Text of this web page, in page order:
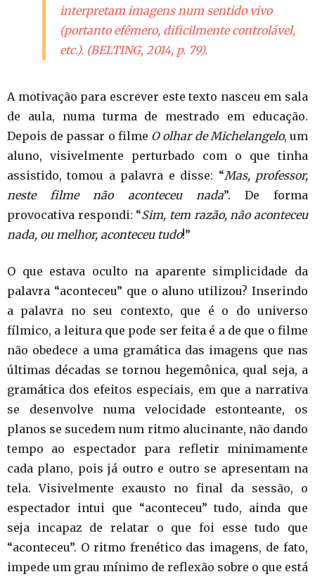
interpretam imagens num sentido vivo
(portanto efêmero, dificilmente controlável,
etc.). (BELTING, 2014, p. 79).
A motivação para escrever este texto nasceu em sala
de aula, numa turma de mestrado em educação.
Depois de passar o filme O olhar de Michelangelo, um
aluno, visivelmente perturbado com o que tinha
assistido, tomou a palavra e disse: “Mas, professor,
neste filme não aconteceu nada”. De forma
provocativa respondi: “Sim, tem razão, não aconteceu
nada, ou melhor, aconteceu tudo!”
O que estava oculto na aparente simplicidade da
palavra “aconteceu” que o aluno utilizou? Inserindo
a palavra no seu contexto, que é o do universo
fílmico, a leitura que pode ser feita é a de que o filme
não obedece a uma gramática das imagens que nas
últimas décadas se tornou hegemônica, qual seja, a
gramática dos efeitos especiais, em que a narrativa
se desenvolve numa velocidade estonteante, os
planos se sucedem num ritmo alucinante, não dando
tempo ao espectador para refletir minimamente
cada plano, pois já outro e outro se apresentam na
tela. Visivelmente exausto no final da sessão, o
espectador intui que “aconteceu” tudo, ainda que
seja incapaz de relatar o que foi esse tudo que
“aconteceu”. O ritmo frenético das imagens, de fato,
impede um grau mínimo de reflexão sobre o que está